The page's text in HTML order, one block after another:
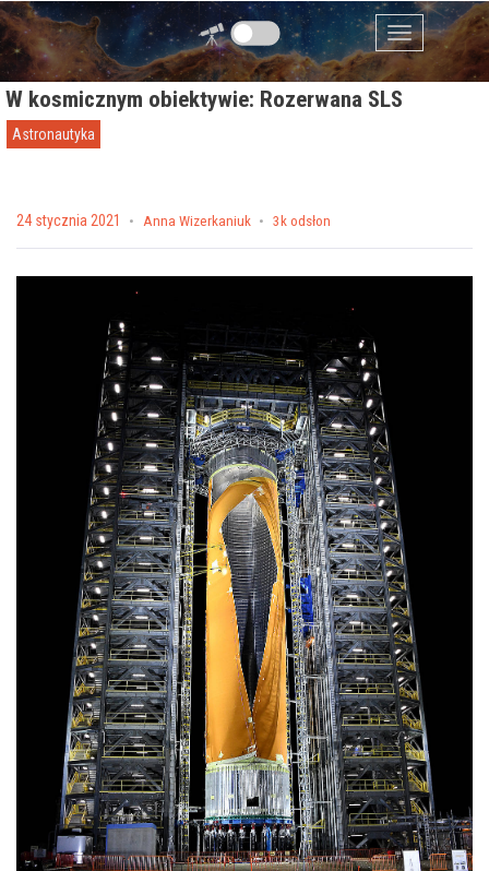
Przejdź do zawartości
Menu
W kosmicznym obiektywie: Rozerwana SLS
Astronautyka
Posted on
24 stycznia 2021 by Anna Wizerkaniuk 3k odsłon